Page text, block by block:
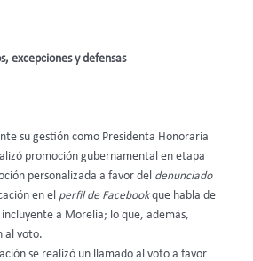
excepciones y defensas
su gestión como Presidenta Honoraria
promoción gubernamental en etapa
personalizada a favor del denunciado
en el perfil de Facebookque habla de
a Morelia; lo que, además,
al voto.
se realizó un llamado al voto a favor